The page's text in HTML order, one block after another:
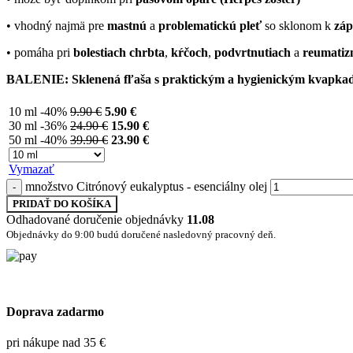
• vhodný najmä pre mastnú a problematickú pleťso sklonom k
• pomáha pri bolestiach chrbta, kŕčoch, podvrtnutiach a
BALENIE: Sklenená fľaša s praktickým a hygienickým
10 ml -40% 9.90€ 5.90 €
30 ml -36% 24.90€ 15.90 €
50 ml -40% 39.90€ 23.90 €
Vymazať
množstvo Citrónový eukalyptus - esenciálny olej
PRIDAŤ DO KOŠÍKA
Odhadované doručenie objednávky 11.08
Objednávky do 9:00 budú doručené nasledovný pracovný deň.
Doprava zadarmo
pri nákupe nad 35 €